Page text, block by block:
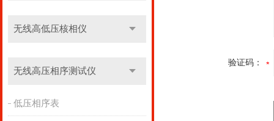
无线高低压核相仪
无线高压相序测试仪
低压相序表
验证码：